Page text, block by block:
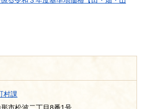
村課
市松波二丁目8番1号